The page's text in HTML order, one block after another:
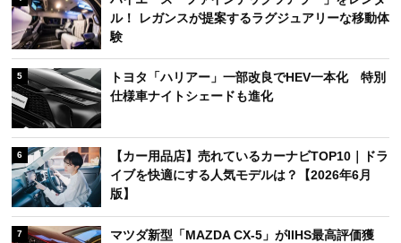
ル！ レガンスが提案するラグジュアリーな移動体
験
5
トヨタ「ハリアー」一部改良でHEV一本化 特別
仕様車ナイトシェードも進化
6
【カー用品店】売れているカーナビTOP10｜ドラ
イブを快適にする人気モデルは？【2026年6月
版】
7
マツダ新型「MAZDA CX-5」がIIHS最高評価獲